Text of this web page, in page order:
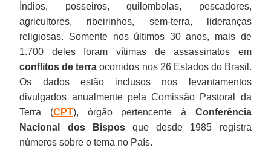
Índios, posseiros, quilombolas, pescadores,
agricultores, ribeirinhos, sem-terra, lideranças
religiosas. Somente nos últimos 30 anos, mais de
1.700 deles foram vítimas de assassinatos em
conflitos de terra ocorridos nos 26 Estados do Brasil.
Os dados estão inclusos nos levantamentos
divulgados anualmente pela Comissão Pastoral da
Terra (CPT), órgão pertencente à Conferência
Nacional dos Bisposque desde 1985 registra
números sobre o tema no País.